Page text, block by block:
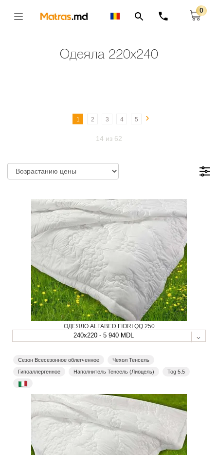
0
Одеяла 220x240
1 2 3 4 5 ›
14 из 62
ОДЕЯЛО ALFABED FIORI QQ 250
240x220 - 5 940 MDL
Сезон Всесезонное облегченное
Чехол Тенсель
Гипоаллергенное
Наполнитель Тенсель (Лиоцель) Tog 5.5